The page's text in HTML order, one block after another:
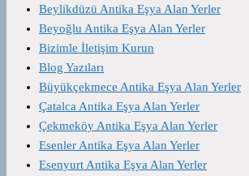
Beylikdüzü Antika Eşya Alan Yerler
Beyoğlu Antika Eşya Alan Yerler
Bizimle İletişim Kurun
Blog Yazıları
Büyükçekmece Antika Eşya Alan Yerler
Çatalca Antika Eşya Alan Yerler
Çekmeköy Antika Eşya Alan Yerler
Esenler Antika Eşya Alan Yerler
Esenyurt Antika Eşya Alan Yerler